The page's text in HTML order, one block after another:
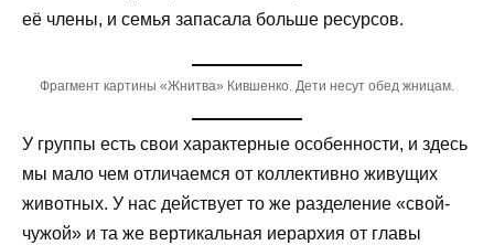
её члены, и семья запасала больше ресурсов.
Фрагмент картины «Жнитва» Кившенко. Дети несут обед жницам.
У группы есть свои характерные особенности, и здесь
мы мало чем отличаемся от коллективно живущих
животных. У нас действует то же разделение «свой-
чужой» и та же вертикальная иерархия от главы